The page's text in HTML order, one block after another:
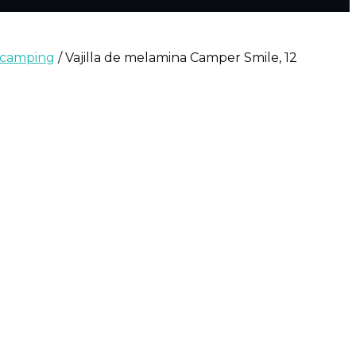
/ Vajilla de melamina Camper Smile, 12